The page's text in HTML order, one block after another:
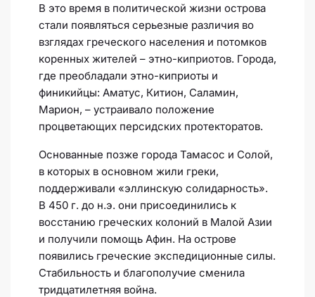
В это время в политической жизни острова
стали появляться серьезные различия во
взглядах греческого населения и потомков
коренных жителей – этно-киприотов. Города,
где преобладали этно-киприоты и
финикийцы: Аматус, Китион, Саламин,
Марион, – устраивало положение
процветающих персидских протекторатов.
Основанные позже города Тамасос и Солой,
в которых в основном жили греки,
поддерживали «эллинскую солидарность».
В 450 г. до н.э. они присоединились к
восстанию греческих колоний в Малой Азии
и получили помощь Афин. На острове
появились греческие экспедиционные силы.
Стабильность и благополучие сменила
тридцатилетняя война.